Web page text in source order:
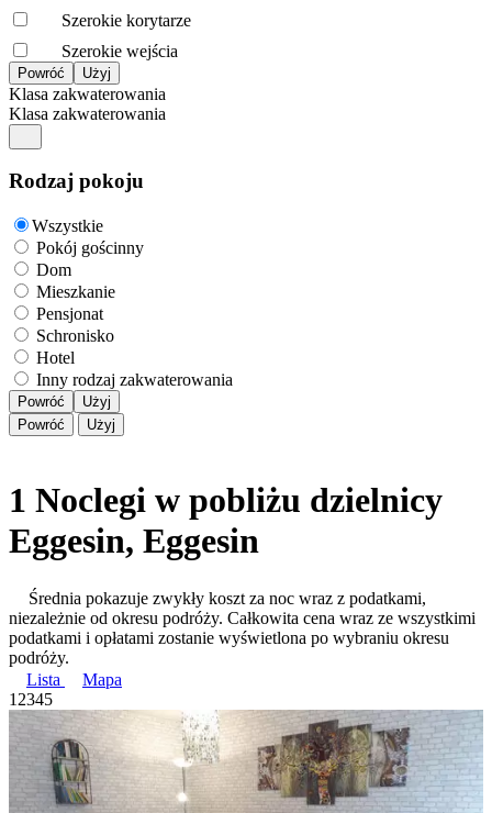
Szerokie korytarze
Szerokie wejścia
Klasa zakwaterowania
Klasa zakwaterowania
Rodzaj pokoju
Wszystkie
Pokój gościnny
Dom
Mieszkanie
Pensjonat
Schronisko
Hotel
Inny rodzaj zakwaterowania
Powróć
Użyj
Powróć
Użyj
1 Noclegi w pobliżu dzielnicy
Eggesin, Eggesin
Średnia pokazuje zwykły koszt za noc wraz z podatkami,
niezależnie od okresu podróży. Całkowita cena wraz ze wszystkimi
podatkami i opłatami zostanie wyświetlona po wybraniu okresu
podróży.
Lista
Mapa
1 2345